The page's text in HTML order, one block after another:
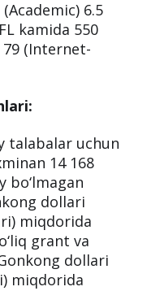
6.5
kamida 550
(Internet-
talabalar uchun
14 168
bo‘lmagan
dollari
miqdorida
grant va
dollari
miqdorida